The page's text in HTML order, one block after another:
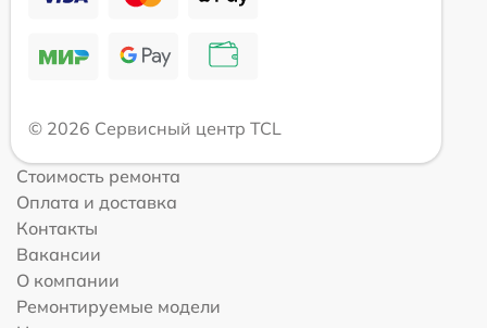
© 2026 Сервисный центр TCL
Стоимость ремонта
Оплата и доставка
Контакты
Вакансии
О компании
Ремонтируемые модели